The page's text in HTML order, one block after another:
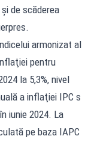
de scăderea
armonizat al
pentru
la 5,3%, nivel
a inflaţiei IPC s
iunie 2024. La
pe baza IAPC